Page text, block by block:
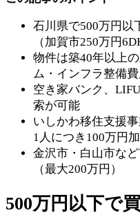
石川県で500万円以
（加賀市250万円
物件は築40年以上
ム・インフラ整備
空き家バンク、
索が可能
いしかわ移住支援
1人につき100万円
金沢市・白山市な
（最大200万円）
500万円以下で